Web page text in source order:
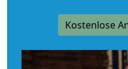
Kostenlose